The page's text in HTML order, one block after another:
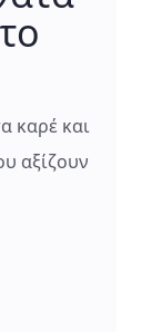
καρέ και
αξίζουν